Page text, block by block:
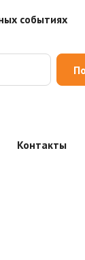
событиях
Контакты